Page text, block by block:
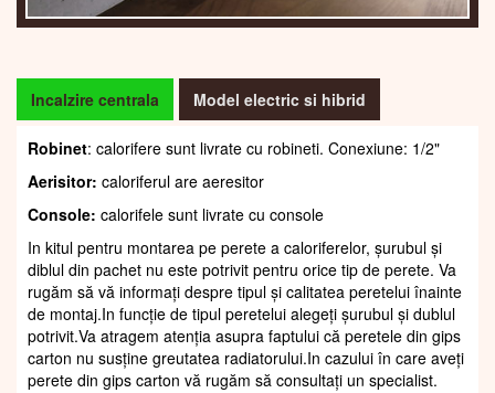
Incalzire centrala Model electric si hibrid
Robinet: calorifere sunt livrate cu robineti. Conexiune: 1/2"
Aerisitor: caloriferul are aeresitor
Console: calorifele sunt livrate cu console
In kitul pentru montarea pe perete a caloriferelor, șurubul și
diblul din pachet nu este potrivit pentru orice tip de perete. Va
rugăm să vă informați despre tipul și calitatea peretelui înainte
de montaj.In funcție de tipul peretelui alegeți șurubul și dublul
potrivit.Va atragem atenția asupra faptului că peretele din gips
carton nu susține greutatea radiatorului.In cazului în care aveți
perete din gips carton vă rugăm să consultați un specialist.